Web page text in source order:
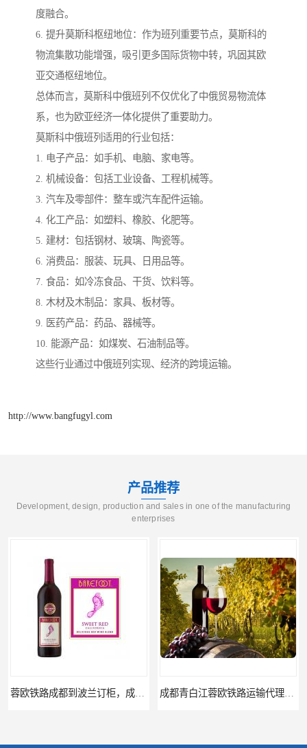
度融合。
6. 提升莫斯科枢纽地位：作为班列重要节点，莫斯科的
物流集散功能增强，吸引更多国际货物中转，巩固其欧
亚交通枢纽地位。
总体而言，莫斯科中俄班列不仅优化了中俄贸易物流体
系，也为欧亚经济一体化提供了重要助力。
莫斯科中俄班列适用的行业包括：
1. 电子产品：如手机、电脑、家电等。
2. 机械设备：包括工业设备、工程机械等。
3. 汽车及零部件：整车或汽车配件运输。
4. 化工产品：如塑料、橡胶、化肥等。
5. 建材：包括钢材、玻璃、陶瓷等。
6. 消费品：服装、玩具、日用品等。
7. 食品：如冷冻食品、干货、饮料等。
8. 木材及木制品：家具、板材等。
9. 医药产品：药品、器械等。
10. 能源产品：如煤炭、石油制品等。
这些行业通过中俄班列实现、经济的跨境运输。
http://www.bangfugyl.com
产品推荐
Development, design, production and sales in one of the manufacturing
enterprises